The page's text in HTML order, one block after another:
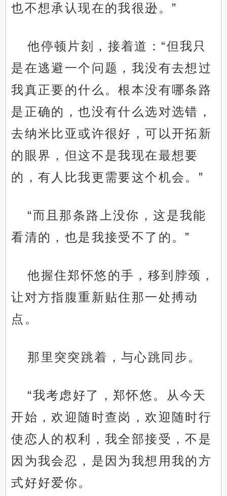
也不想承认现在的我很逊。”
他停顿片刻，接着道：“但我只
是在逃避一个问题，我没有去想过
我真正要的什么。根本没有哪条路
是正确的，也没有什么选对选错，
去纳米比亚或许很好，可以开拓新
的眼界，但这不是我现在最想要
的，有人比我更需要这个机会。”
“而且那条路上没你，这是我能
看清的，也是我接受不了的。”
他握住郑怀悠的手，移到脖颈，
让对方指腹重新贴住那一处搏动
点。
那里突突跳着，与心跳同步。
“我考虑好了，郑怀悠。从今天
开始，欢迎随时查岗，欢迎随时行
使恋人的权利，我全部接受，不是
因为我会忍，是因为我想用我的方
式好好爱你。